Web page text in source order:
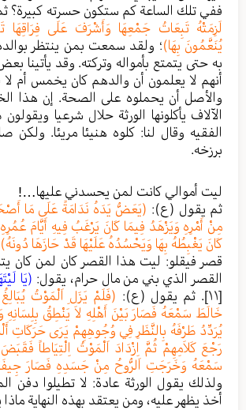
ففي تلك الساعة كم ستكون حسرته كبيرة؟
لَزِمَتْهُ تَبِعَاتُ جَمْعِهَا وَأَشْرَفَ عَلَى فِرَاقِهَا
يُنَعَّمُونَ بِهَا)؛ ولقد سمعت بمن ينتظر
به حتى يتمتع بأمواله وتركته. وقد يأتينا
أنهم لا يعلمون أن والدهم كان يخمس أم لا
والأصل أن يحملوه على الصحة. إن هذا
الآلاف يأكلونها الورثة حلال شرعيا ويقولون
الفقيه وقال لنا: كلوه هنيئا مريئا. ولكن
برزخه.
ليت أموالي كانت لمن يحسدني عليها…!
ثم يقول (ع): (يَعَضُّ يَدَهُ نَدَامَةً عَلَى مَا
مِنْ أَمْرِهِ وَيَزْهَدُ فِيمَا كَانَ يَرْغَبُ فِيهِ أَيَّامَ
كَانَ يَغْبِطُهُ بِهَا وَيَحْسُدُهُ عَلَيْهَا قَدْ حَازَهَا دُونَهُ)
قصر فيقلو: ليت هذا القصر كان لمن كان
القصر الذي بني من مال حرام، يقول: (يَا
[١١]
. ثم يقول (ع): (فَلَمْ يَزَلِ اَلْمَوْتُ
خَالَطَ سَمْعَهُ فَصَارَ بَيْنَ أَهْلِهِ لاَ يَنْطِقُ
يُرَدِّدُ طَرْفَهُ بِالنَّظَرِ فِي وُجُوهِهِمْ يَرَى حَرَكَاتِ
رَجْعَ كَلاَمِهِمْ ثُمَّ اِزْدَادَ اَلْمَوْتُ اِلْتِيَاطاً
سَمْعَهُ وَخَرَجَتِ اَلرُّوحُ مِنْ جَسَدِهِ فَصَارَ
ولذلك يقول الورثة عادة: لا تطيلوا دفن
أخذ يظهر عليه، ومن يعتقد بهذه النهاية